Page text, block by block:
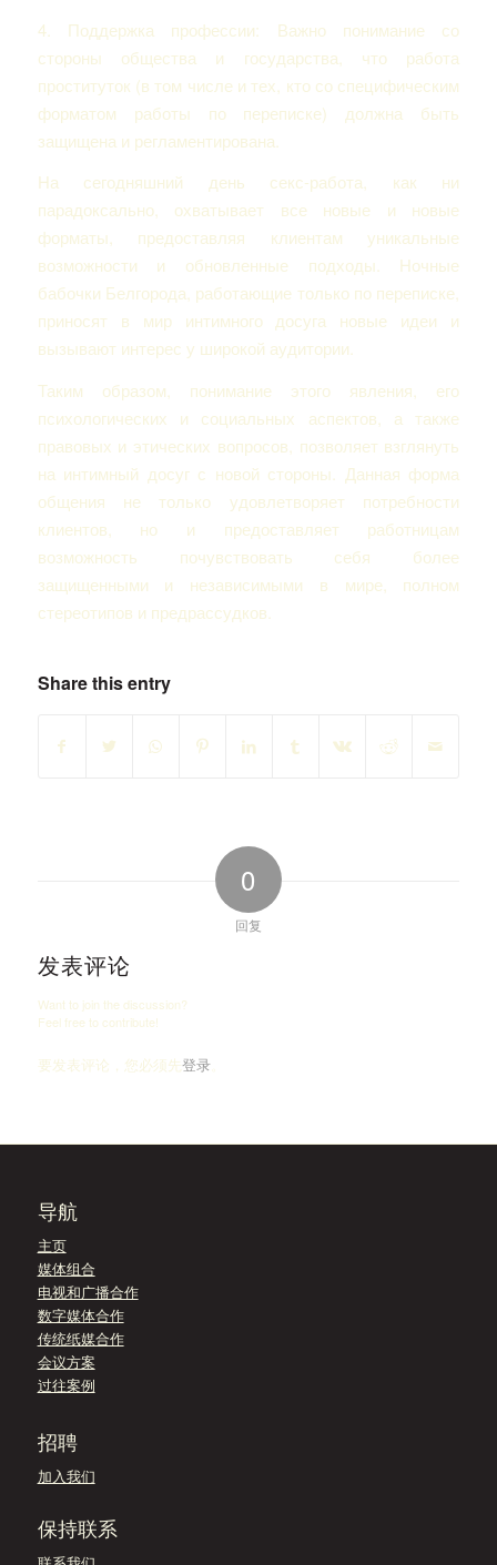
4. Поддержка профессии: Важно понимание со
стороны общества и государства, что работа
проституток (в том числе и тех, кто со специфическим
форматом работы по переписке) должна быть
защищена и регламентирована.
На сегодняшний день секс-работа, как ни
парадоксально, охватывает все новые и новые
форматы, предоставляя клиентам уникальные
возможности и обновленные подходы. Ночные
бабочки Белгорода, работающие только по переписке,
приносят в мир интимного досуга новые идеи и
вызывают интерес у широкой аудитории.
Таким образом, понимание этого явления, его
психологических и социальных аспектов, а также
правовых и этических вопросов, позволяет взглянуть
на интимный досуг с новой стороны. Данная форма
общения не только удовлетворяет потребности
клиентов, но и предоставляет работницам
возможность почувствовать себя более
защищенными и независимыми в мире, полном
стереотипов и предрассудков.
Share this entry
0
回复
发表评论
Want to join the discussion?
Feel free to contribute!
要发表评论，您必须先登录。
导航
主页
媒体组合
电视和广播合作
数字媒体合作
传统纸媒合作
会议方案
过往案例
招聘
加入我们
保持联系